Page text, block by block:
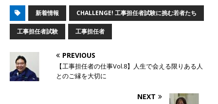
新着情報 CHALLENGE! 工事担任者試験に挑む若者たち
工事担任者試験 工事担任者
PREVIOUS
【工事担任者の仕事Vol.8】人生で会える限りある人
とのご縁を大切に
NEXT